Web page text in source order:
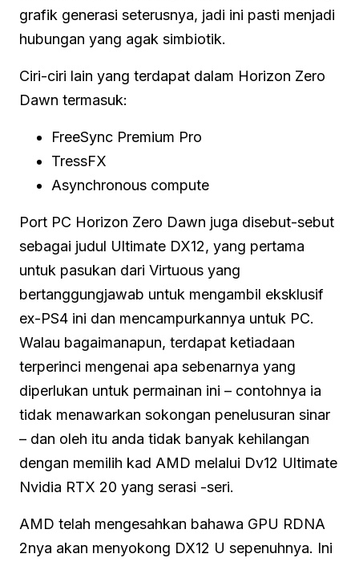
grafik generasi seterusnya, jadi ini pasti menjadi
hubungan yang agak simbiotik.
Ciri-ciri lain yang terdapat dalam Horizon Zero
Dawn termasuk:
FreeSync Premium Pro
TressFX
Asynchronous compute
Port PC Horizon Zero Dawn juga disebut-sebut
sebagai judul Ultimate DX12, yang pertama
untuk pasukan dari Virtuous yang
bertanggungjawab untuk mengambil eksklusif
ex-PS4 ini dan mencampurkannya untuk PC.
Walau bagaimanapun, terdapat ketiadaan
terperinci mengenai apa sebenarnya yang
diperlukan untuk permainan ini – contohnya ia
tidak menawarkan sokongan penelusuran sinar
– dan oleh itu anda tidak banyak kehilangan
dengan memilih kad AMD melalui Dv12 Ultimate
Nvidia RTX 20 yang serasi -seri.
AMD telah mengesahkan bahawa GPU RDNA
2nya akan menyokong DX12 U sepenuhnya. Ini